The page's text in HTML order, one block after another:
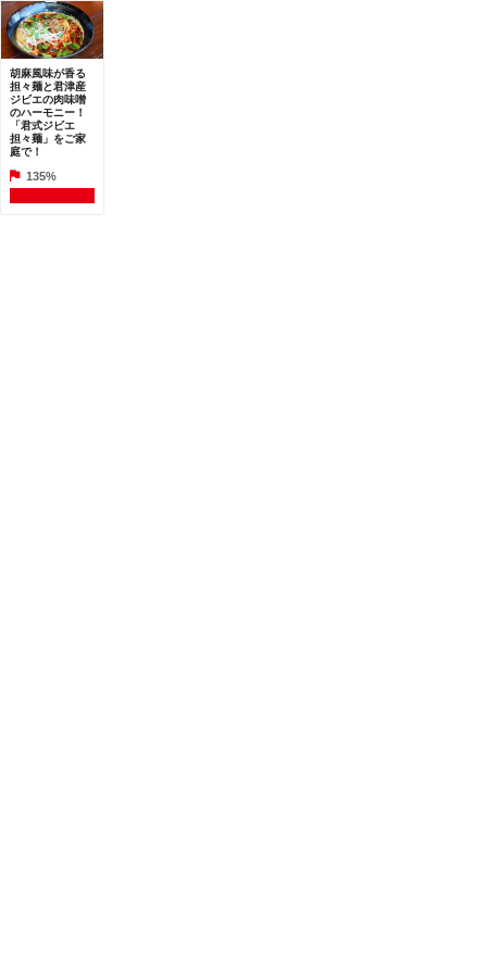
胡麻風味が香る
担々麺と君津産
ジビエの肉味噌
のハーモニー！
「君式ジビエ
担々麺」をご家
庭で！
135%